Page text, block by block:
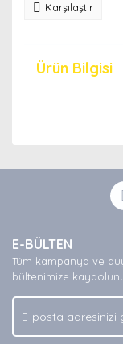
Karşılaştır
Ürün Bilgisi
formunu
Görüş ve
Ürün
Ürün
Ürün fiyatı
Bu ürüne
E-BÜLTEN
Tüm kampanya ve
bültenimize